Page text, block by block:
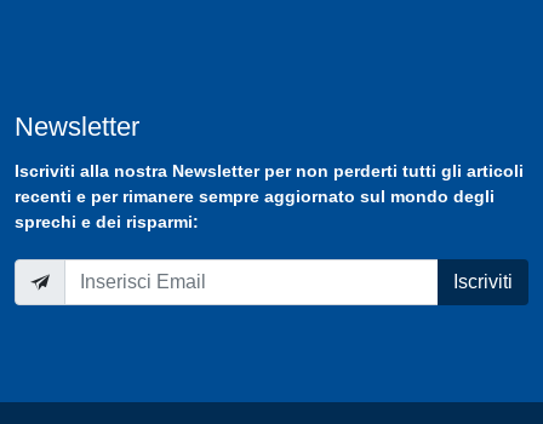
Newsletter
Iscriviti alla nostra Newsletterper non perderti tutti gli articoli
recenti e per rimanere sempre aggiornato sul mondo degli
sprechi e dei risparmi:
Iscriviti